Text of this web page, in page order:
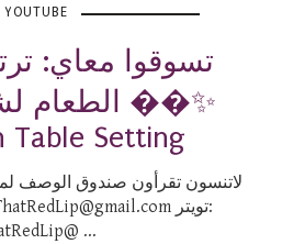
YOUTUBE
تسوقوا معاي:
الطعام
Table Setting
لاتنسون تقرأون صندوق الوصف
...